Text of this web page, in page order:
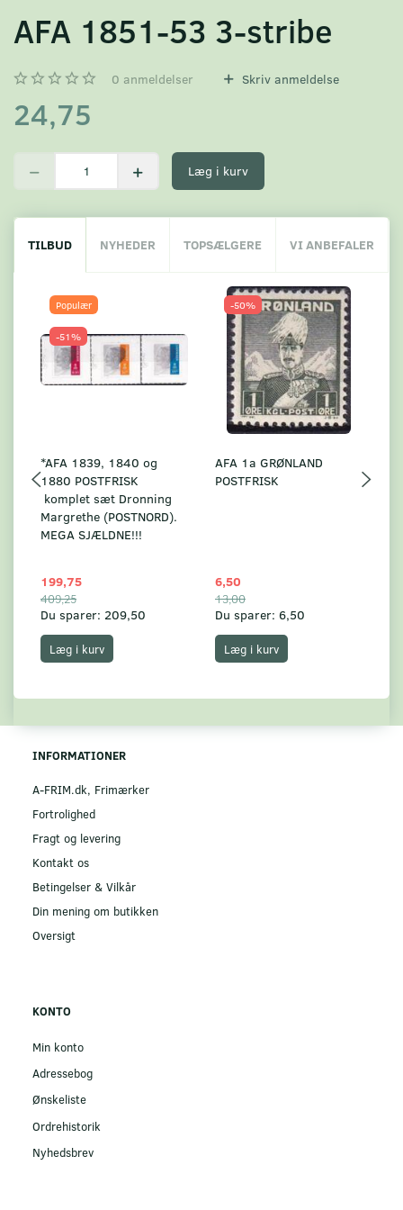
AFA 1851-53 3-stribe
0 anmeldelser Skriv anmeldelse
24,75
Læg i kurv
TILBUD NYHEDER TOPSÆLGERE VI ANBEFALER
Populær
-51%
*AFA 1839, 1840 og
1880 POSTFRISK
komplet sæt Dronning
Margrethe (POSTNORD).
MEGA SJÆLDNE!!!
199,75
409,25
Du sparer: 209,50
Læg i kurv
-50%
AFA 1a GRØNLAND
POSTFRISK
6,50
13,00
Du sparer: 6,50
Læg i kurv
INFORMATIONER
A-FRIM.dk, Frimærker
Fortrolighed
Fragt og levering
Kontakt os
Betingelser & Vilkår
Din mening om butikken
Oversigt
KONTO
Min konto
Adressebog
Ønskeliste
Ordrehistorik
Nyhedsbrev